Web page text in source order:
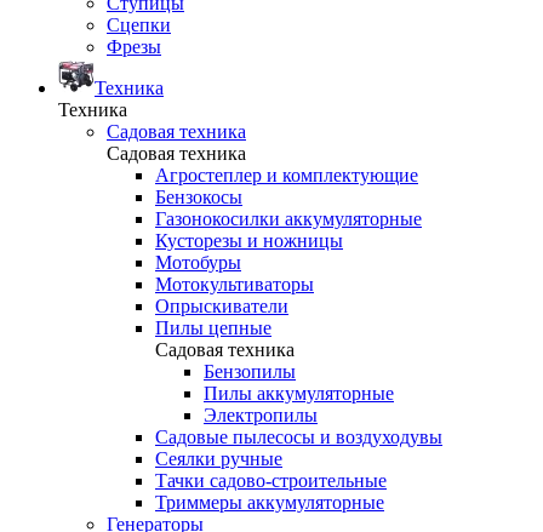
Сцепки
Фрезы
Техника
Техника
Садовая техника
Садовая техника
Агростеплер и комплектующие
Бензокосы
Газонокосилки аккумуляторные
Кусторезы и ножницы
Мотобуры
Мотокультиваторы
Опрыскиватели
Пилы цепные
Садовая техника
Бензопилы
Пилы аккумуляторные
Электропилы
Садовые пылесосы и воздуходувы
Сеялки ручные
Тачки садово-строительные
Триммеры аккумуляторные
Генераторы